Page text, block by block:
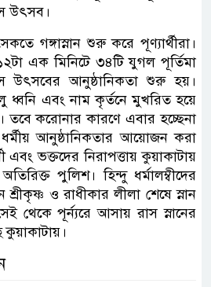
উৎসব।
গঙ্গাস্নান শুরু করে পূণ্যার্থীরা।
এক মিনিটে ৩৪টি যুগল পূর্তিমা
উৎসবের আনুষ্ঠানিকতা শুরু হয়।
এবং নাম কৃর্তনে মুখরিত হয়ে
তবে করোনার কারণে এবার হচ্ছেনা
আনুষ্ঠানিকতার আয়োজন করা
এবং ভক্তদের নিরাপত্তায় কুয়াকাটায়
পুলিশ। হিন্দু ধর্মালম্বীদের
শ্রীকৃষ্ণ ও রাধীকার লীলা শেষে স্নান
থেকে পূর্ন্যরে আসায় রাস স্নানের